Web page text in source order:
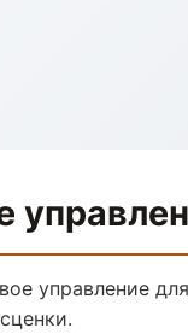
управление